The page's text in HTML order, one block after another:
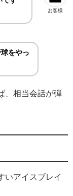
お客様
をやっ
、相当会話が弾
いアイスブレイ